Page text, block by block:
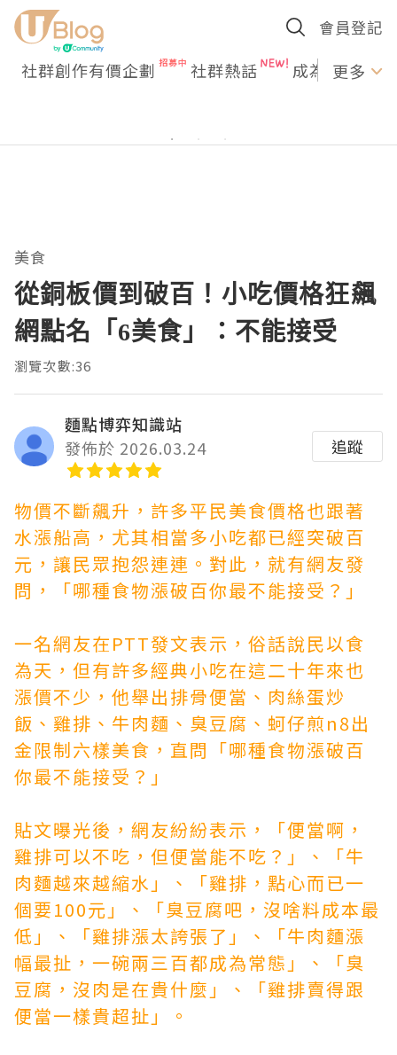
會員登記
社群創作有價企劃 社群熱話 成為U更多
美食
從銅板價到破百！小吃價格狂飆
網點名「6美食」：不能接受
瀏覽次數:36
麵點博弈知識站
發佈於 2026.03.24
追蹤
物價不斷飆升，許多平民美食價格也跟著
水漲船高，尤其相當多小吃都已經突破百
元，讓民眾抱怨連連。對此，就有網友發
問，「哪種食物漲破百你最不能接受？」
一名網友在PTT發文表示，俗話說民以食
為天，但有許多經典小吃在這二十年來也
漲價不少，他舉出排骨便當、肉絲蛋炒
飯、雞排、牛肉麵、臭豆腐、蚵仔煎n8出
金限制六樣美食，直問「哪種食物漲破百
你最不能接受？」
貼文曝光後，網友紛紛表示，「便當啊，
雞排可以不吃，但便當能不吃？」、「牛
肉麵越來越縮水」、「雞排，點心而已一
個要100元」、「臭豆腐吧，沒啥料成本最
低」、「雞排漲太誇張了」、「牛肉麵漲
幅最扯，一碗兩三百都成為常態」、「臭
豆腐，沒肉是在貴什麼」、「雞排賣得跟
便當一樣貴超扯」。